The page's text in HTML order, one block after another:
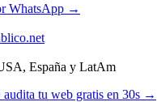
WhatsApp →
España y LatAm
audita tu web gratis en 30s →